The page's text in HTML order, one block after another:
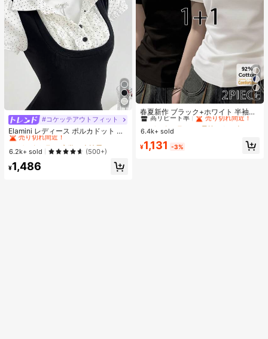
#コケッテアウトフィット
Elamini レディース ポルカドット パ
ッチワーク レーストリム 配色 ウエ
スト ショートスリーブ トップス 夏
用
#2 ベストセラー
夜遊び 女性用ブラウス
売り切れ間近！
#2 ベストセラー
売り切れ間近！
#2 ベストセラー
売り切れ間近！
#2 ベストセラー
売り切れ間近！
6.2k+ sold (500+)
¥1,486
9
春夏新作 ブラック+ホワイト 半袖T
シャツ 2枚セット、レディース 無地
スリムフィット カジュアルアンダー
#2 ベストセラー
に 長持ちする 女性用トップス、ブラウス、Tシャツ
高リピート率
売り切れ間近！
#2 ベストセラー
に 長持ちする 女性用トップス、ブラウス、Tシャツ
高リピート率
#2 ベストセラー
に 長持ちする 女性用トップス、ブラウス、Tシャツ
高リピート率
#2 ベストセラー
に 長持ちする 女性用トップス、ブラウス、Tシャツ
高リピート率
売り切れ間近！
6.4k+ sold
¥1,131 -3%